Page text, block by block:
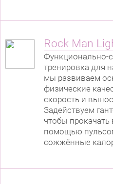
Rock Man
Функционально-
тренировка для
мы развиваем
физические
скорость и
Задействуем
чтобы прокачать
помощью
сожжённые